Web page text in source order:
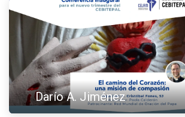
Darío A. Jiménez